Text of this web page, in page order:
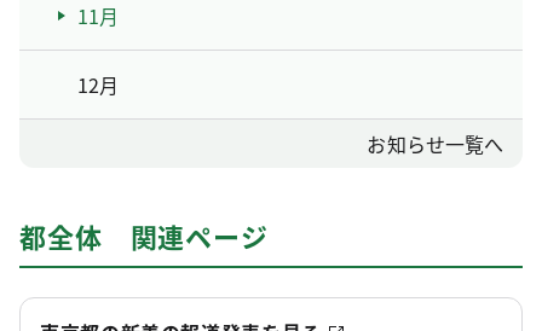
11月
12月
お知らせ一覧へ
都全体 関連ページ